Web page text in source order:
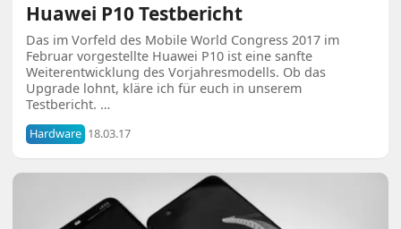
Huawei P10 Testbericht
Das im Vorfeld des Mobile World Congress 2017 im
Februar vorgestellte Huawei P10 ist eine sanfte
Weiterentwicklung des Vorjahresmodells. Ob das
Upgrade lohnt, kläre ich für euch in unserem
Testbericht. …
Hardware 18.03.17